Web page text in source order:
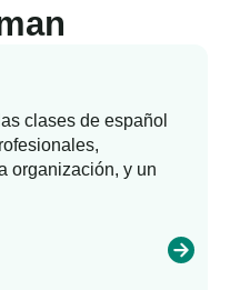
clases de español
organización, y un